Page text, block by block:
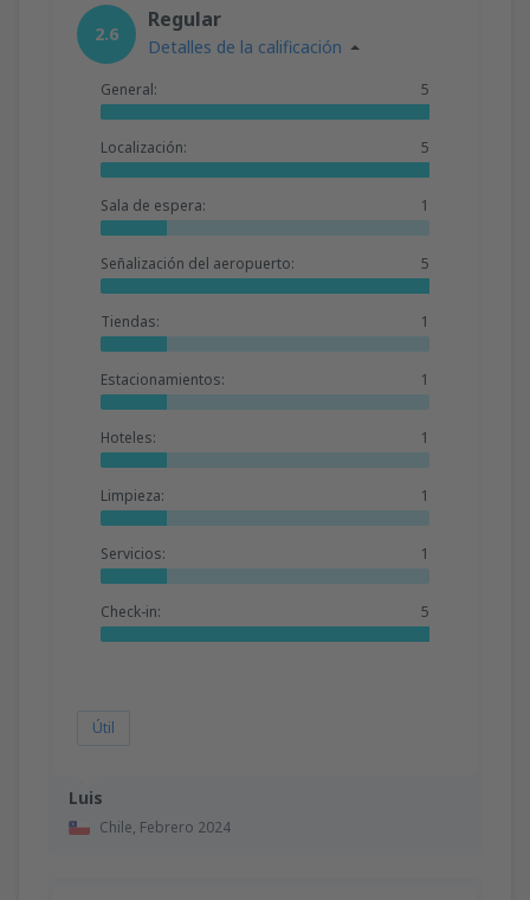
Luis
Chile, Febrero 2024
2.6
Regular
Detalles de la calificación
General: 5
Localización: 5
Sala de espera: 1
Señalización del aeropuerto: 5
Tiendas: 1
Estacionamientos: 1
Hoteles: 1
Limpieza: 1
Servicios: 1
Check-in: 5
Útil